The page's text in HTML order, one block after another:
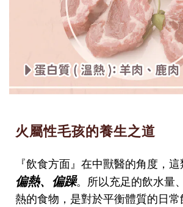
火屬性毛孩的養生之道
『飲食方面』在中獸醫的角度，
偏熱、偏躁。所以充足的飲水量
熱的食物，是對於平衡體質的日常